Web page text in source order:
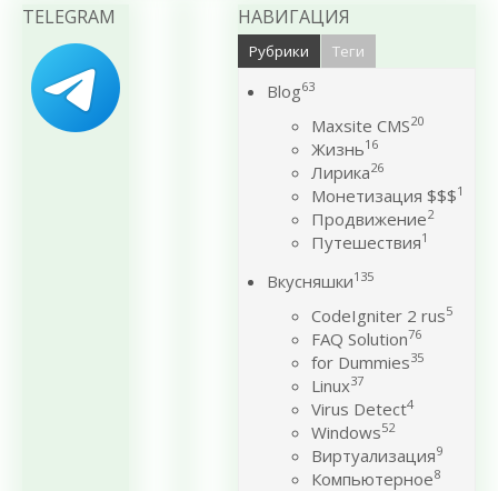
TELEGRAM НАВИГАЦИЯ
Рубрики Теги
Blog63
Maxsite CMS20
Жизнь16
Лирика26
Монетизация $$$1
Продвижение2
Путешествия1
Вкусняшки135
CodeIgniter 2 rus5
FAQ Solution76
for Dummies35
Linux37
Virus Detect4
Windows52
Виртуализация9
Компьютерное8